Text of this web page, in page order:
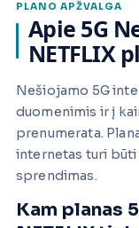
PLANO APŽVALGA
Apie 5G
NETFLIX
Nešiojamo 5G
duomenimis ir į
prenumerata.
internetas turi
sprendimas.
Kam planas